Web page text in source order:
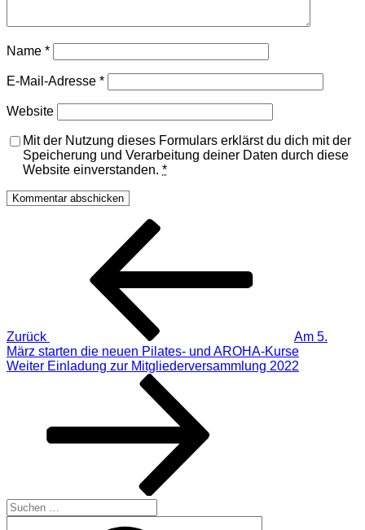
Name *
E-Mail-Adresse *
Website
Mit der Nutzung dieses Formulars erklärst du dich mit der
Speicherung und Verarbeitung deiner Daten durch diese
Website einverstanden. *
Beitragsnavigation
Zurück
Am 5.
März starten die neuen Pilates- und AROHA-Kurse
Nächster
Weiter Einladung zur Mitgliederversammlung 2022
Suchen
nach: